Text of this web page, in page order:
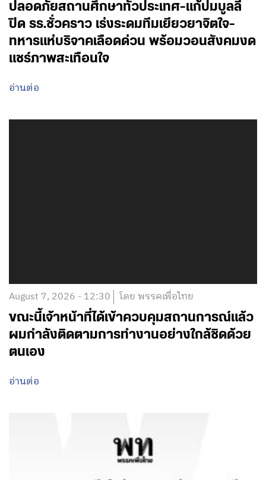
ปลอดภัยสถานศึกษาทั่วประเทศ-แก้ปมบูลลี่
ปิด รร.ชั่วคราว เร่งระดมทีมเยียวยาจิตใจ-
ทหารแห่บริจาคเลือดด่วน พร้อมวอนสังคมงด
แชร์ภาพสะเทือนใจ
อ่านต่อ
August 7, 2026 - 12:30 โดย พรรคเพื่อไทย
ขณะนี้เจ้าหน้าที่ได้เข้าควบคุมสถานการณ์แล้ว
ผมกำลังติดตามการทำงานอย่างใกล้ชิดด้วย
ตนเอง
อ่านต่อ